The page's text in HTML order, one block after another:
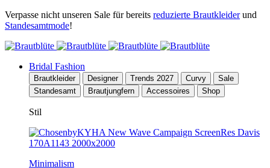
Verpasse nicht unseren Sale für bereits reduzierte Brautkleiderund
Standesamtmode!
Bridal Fashion
Brautkleider Designer Trends 2027 Curvy
Sale
Standesamt
Brautjungfern Accessoires Shop
Stil
Minimalism